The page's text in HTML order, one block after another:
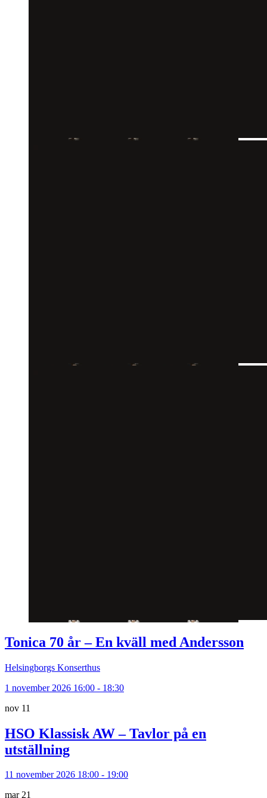
Tonica 70 år – En kväll med Andersson
Helsingborgs Konserthus
1 november 2026 16:00 - 18:30
nov 11
HSO Klassisk AW – Tavlor på en
utställning
11 november 2026 18:00 - 19:00
mar 21